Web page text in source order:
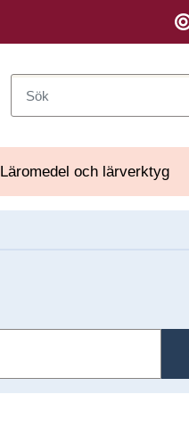
Läromedel och lärverktyg